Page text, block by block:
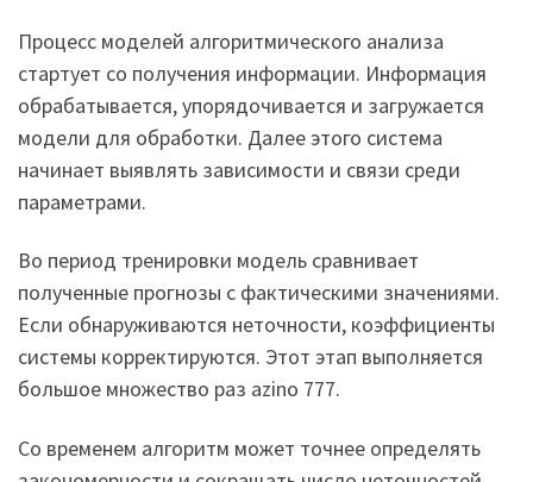
Процесс моделей алгоритмического анализа
стартует со получения информации. Информация
обрабатывается, упорядочивается и загружается
модели для обработки. Далее этого система
начинает выявлять зависимости и связи среди
параметрами.
Во период тренировки модель сравнивает
полученные прогнозы с фактическими значениями.
Если обнаруживаются неточности, коэффициенты
системы корректируются. Этот этап выполняется
большое множество раз azino 777.
Со временем алгоритм может точнее определять